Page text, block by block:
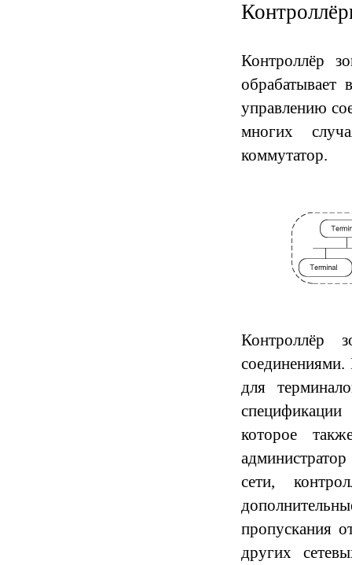
Контроллёр
обрабатывает
управлению
многих
коммутатор.
Контроллёр
для
которое
сети, к
пропускания
других